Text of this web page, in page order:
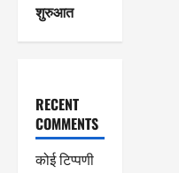
शुरुआत
RECENT
COMMENTS
कोई टिप्पणी